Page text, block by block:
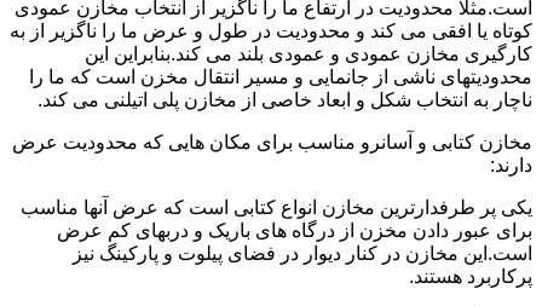
است.مثلا محدودیت در ارتفاع ما را ناگزیر از انتخاب مخازن عمودی
کوتاه یا افقی می کند و محدودیت در طول و عرض ما را ناگزیر از به
کارگیری مخازن عمودی و عمودی بلند می کند.بنابراین این
محدودیتهای ناشی از جانمایی و مسیر انتقال مخزن است که ما را
ناچار به انتخاب شکل و ابعاد خاصی از مخازن پلی اتیلنی می کند.
مخازن کتابی و آسانرو مناسب برای مکان هایی که محدودیت عرض
دارند:
یکی پر طرفدارترین مخازن انواع کتابی است که عرض آنها مناسب
برای عبور دادن مخزن از درگاه های باریک و دربهای کم عرض
است.این مخازن در کنار دیوار در فضای پیلوت و پارکینگ نیز
پرکاربرد هستند.